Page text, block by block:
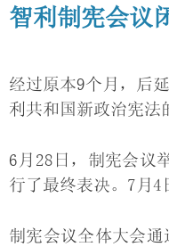
智利制宪会议
经过原本9个月，后
利共和国新政治宪法
6月28日，制宪会议
行了最终表决。7月
制宪会议全体大会